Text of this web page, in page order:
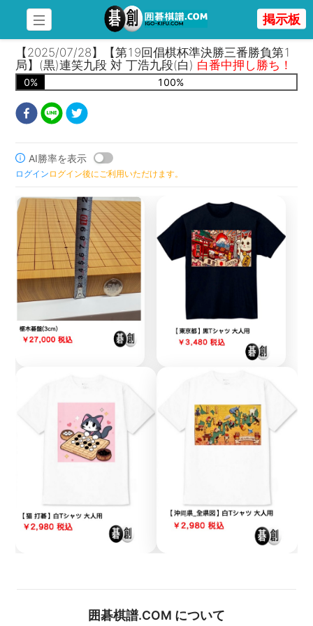
掲示板
【2025/07/28】【第19回倡棋杯準決勝三番勝負第1
局】(黒)連笑九段 対 丁浩九段(白) 白番中押し勝ち！
0% 100%
AI勝率を表示
ログイン ログイン後にご利用いただけます。
囲碁棋譜.COM について